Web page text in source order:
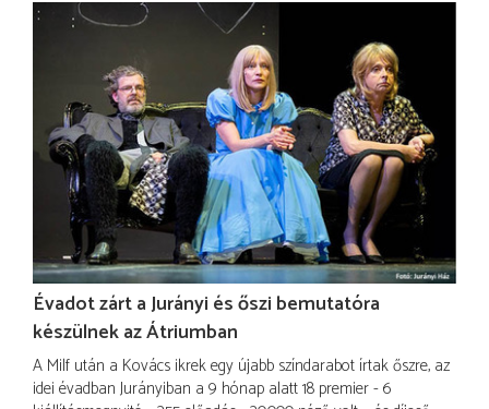
Évadot zárt a Jurányi és őszi bemutatóra
készülnek az Átriumban
A Milf után a Kovács ikrek egy újabb színdarabot írtak őszre, az
idei évadban Jurányiban a 9 hónap alatt 18 premier - 6